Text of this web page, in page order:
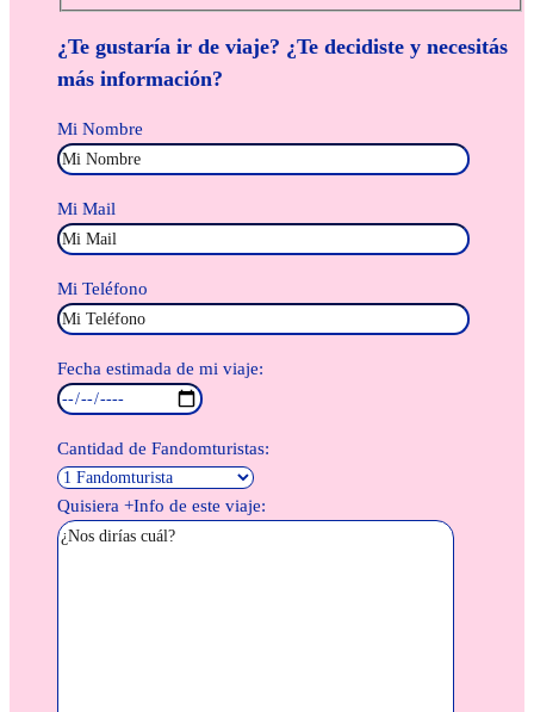
¿Te gustaría ir de viaje? ¿Te decidiste y necesitás
más información?
Mi Nombre
Mi Mail
Mi Teléfono
Fecha estimada de mi viaje:
Cantidad de Fandomturistas:
Quisiera +Info de este viaje: